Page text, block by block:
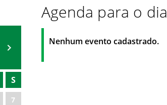
S
7
Agenda para o dia
Nenhum evento cadastrado.